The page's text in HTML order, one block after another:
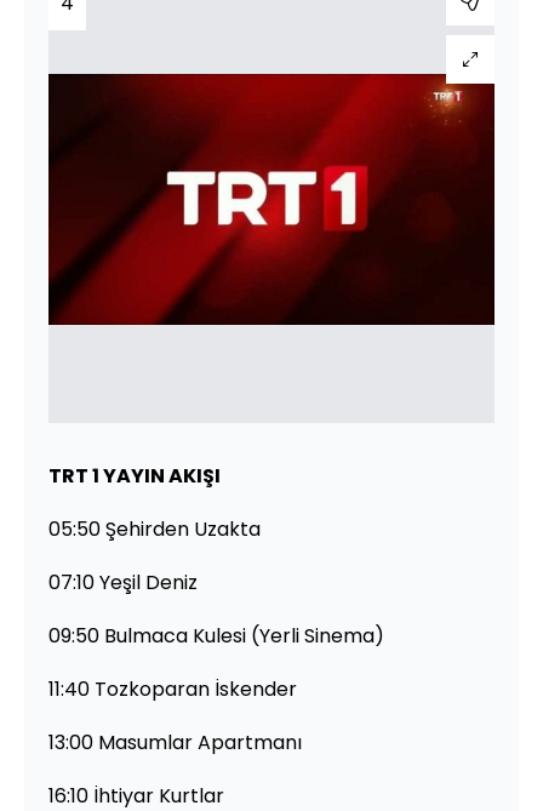
TRT 1 YAYIN AKIŞI
05:50 Şehirden Uzakta
07:10 Yeşil Deniz
09:50 Bulmaca Kulesi (Yerli Sinema)
11:40 Tozkoparan İskender
13:00 Masumlar Apartmanı
16:10 İhtiyar Kurtlar